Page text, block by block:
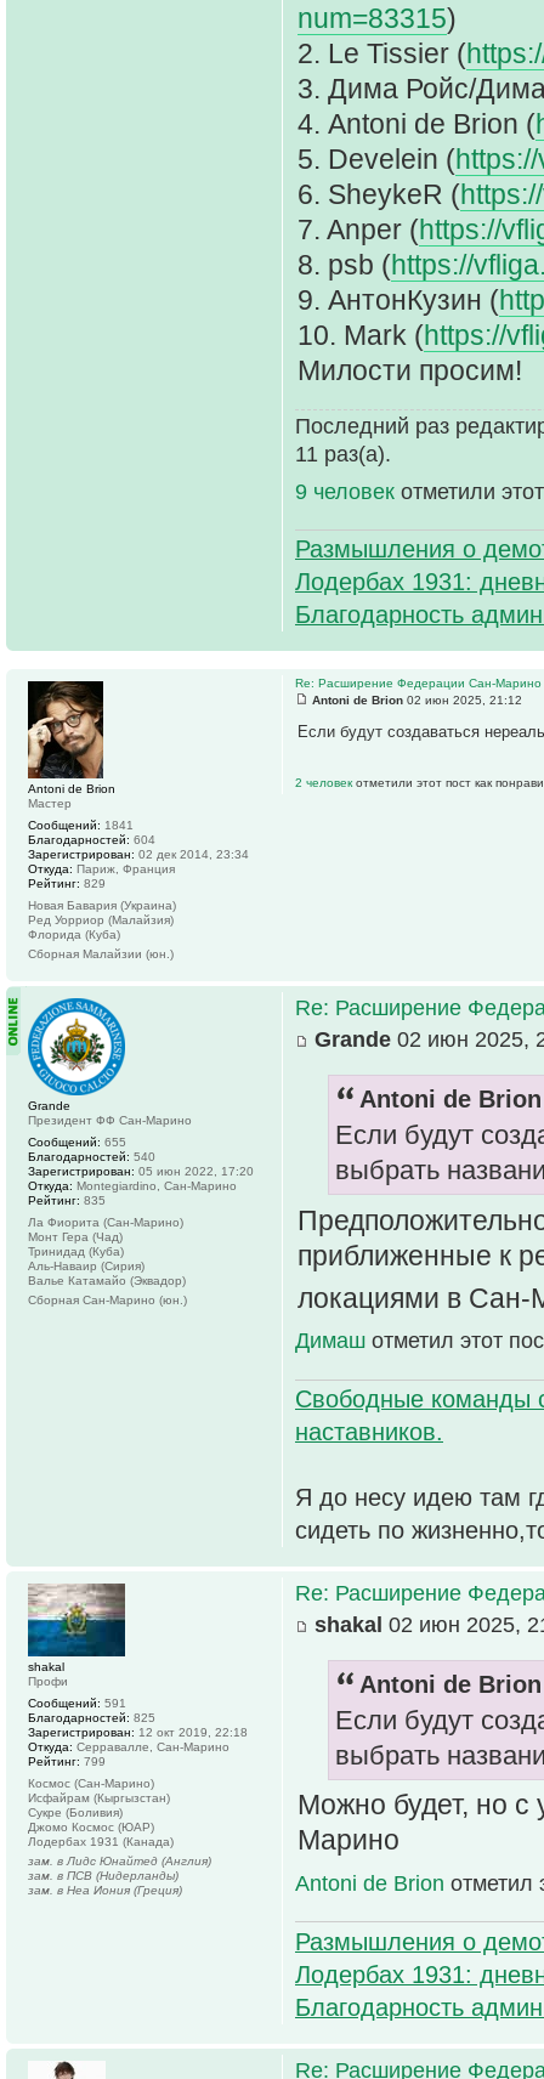
num=83315)
2. Le Tissier (
3. Дима Ройс/
4. Antoni de Brion (
5. Develein (
6. SheykeR (
7. Anper (https://
8. psb (https://
9. АнтонКузин (
10. Mark (https://
Милости просим!
Последний раз
11 раз(а).
9 человек отметили
Размышления о
Лодербах 1931:
Благодарность
Re: Расширение Федерации Сан-Марино
Antoni de Brion 02 июн 2025, 21:12
Если будут создаваться
2 человек отметили этот пост как
Antoni de Brion
Мастер
Сообщений: 1841
Благодарностей: 604
Зарегистрирован: 02 дек 2014, 23:34
Откуда: Париж, Франция
Рейтинг: 829
Новая Бавария (Украина)
Ред Уорриор (Малайзия)
Флорида (Куба)
Сборная Малайзии (юн.)
Re: Расширение
Grande 02 июн 2025,
Antoni de
Если будут
выбрать
приближенные к
локациями в Сан-
Димаш отметил этот
Свободные команды
наставников.
Я до несу идею там
сидеть по
Grande
Президент ФФ Сан-Марино
Сообщений: 655
Благодарностей: 540
Зарегистрирован: 05 июн 2022, 17:20
Откуда: Montegiardino, Сан-Марино
Рейтинг: 835
Ла Фиорита (Сан-Марино)
Монт Гера (Чад)
Тринидад (Куба)
Аль-Наваир (Сирия)
Валье Катамайо (Эквадор)
Сборная Сан-Марино (юн.)
Re: Расширение
shakal 02 июн 2025,
Antoni de
Если будут
выбрать
Можно будет, но с
Марино
Antoni de Brion отметил
Размышления о
Лодербах 1931:
Благодарность
shakal
Профи
Сообщений: 591
Благодарностей: 825
Зарегистрирован: 12 окт 2019, 22:18
Откуда: Серравалле, Сан-Марино
Рейтинг: 799
Космос (Сан-Марино)
Исфайрам (Кыргызстан)
Сукре (Боливия)
Джомо Космос (ЮАР)
Лодербах 1931 (Канада)
зам. в Лидс Юнайтед (Англия)
зам. в ПСВ (Нидерланды)
зам. в Неа Иония (Греция)
Re: Расширение